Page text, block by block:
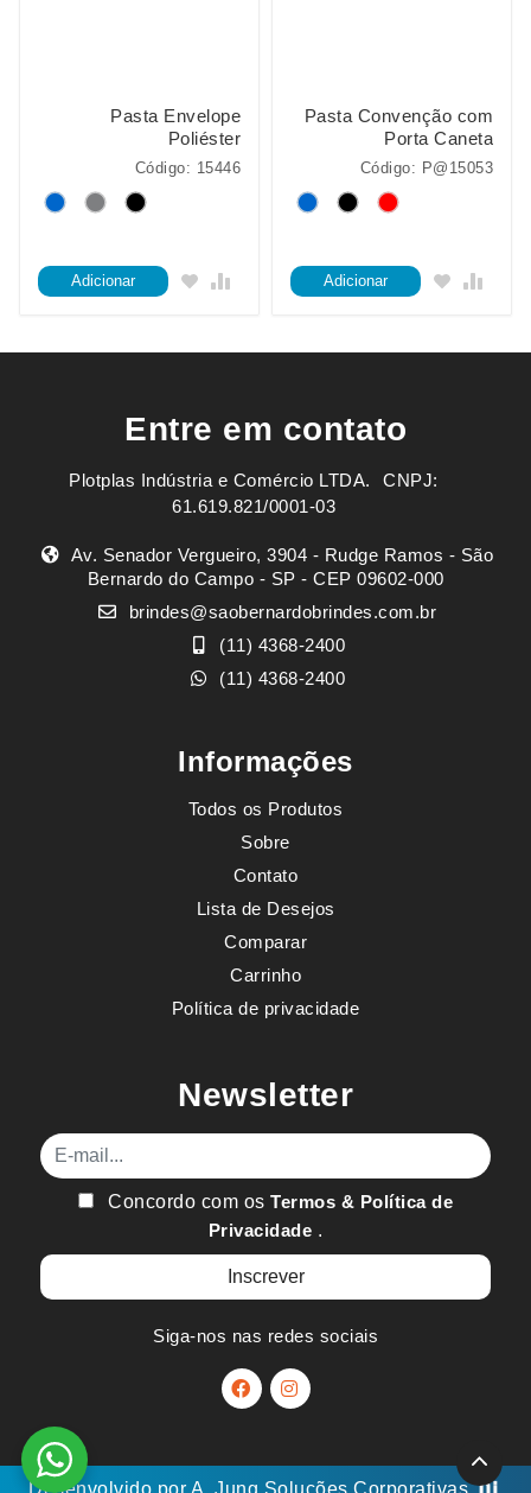
Pasta Envelope
Poliéster
Código: 15446
Adicionar
Pasta Convenção com
Porta Caneta
Código: P@15053
Adicionar
Entre em contato
Plotplas Indústria e Comércio LTDA. ㅤㅤㅤ CNPJ:
61.619.821/0001-03
Av. Senador Vergueiro, 3904 - Rudge Ramos - São
Bernardo do Campo - SP - CEP 09602-000
brindes@saobernardobrindes.com.br
(11) 4368-2400
(11) 4368-2400
Informações
Todos os Produtos
Sobre
Contato
Lista de Desejos
Comparar
Carrinho
Política de privacidade
Newsletter
E-mail
Concordo com osTermos & Política de
Privacidade .
Siga-nos nas redes sociais